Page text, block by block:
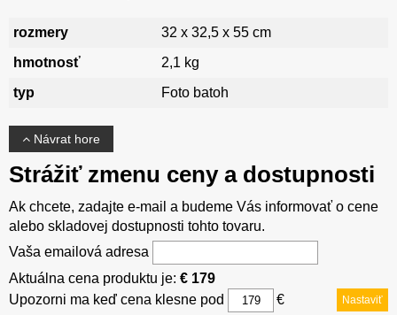
rozmery
32 x 32,5 x 55 cm
hmotnosť
2,1 kg
typ
Foto batoh
Návrat hore
Strážiť zmenu ceny a dostupnosti
Ak chcete, zadajte e-mail a budeme Vás informovať o cene
alebo skladovej dostupnosti tohto tovaru.
Vaša emailová adresa
Aktuálna cena produktu je: € 179
Upozorni ma keď cena klesne pod
€ Nastaviť